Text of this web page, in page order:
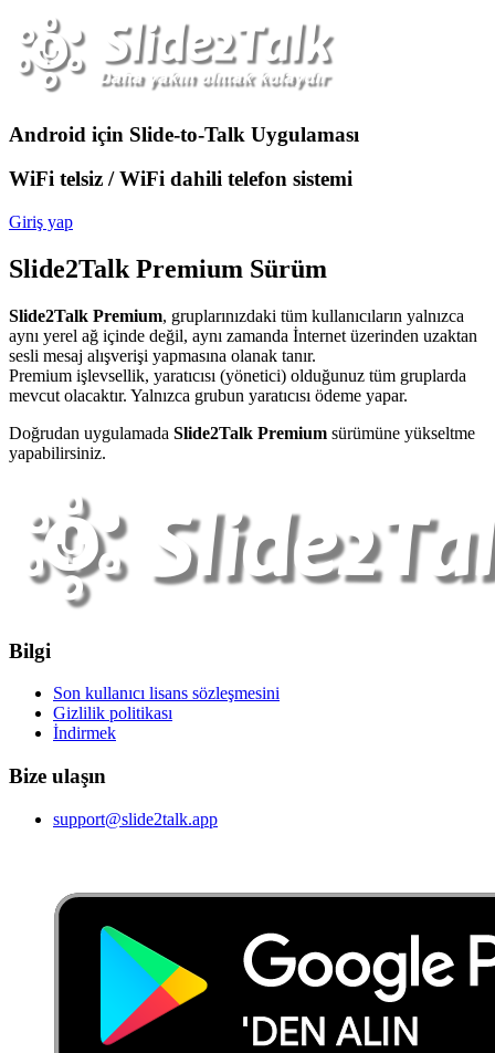
Android için Slide-to-Talk Uygulaması
WiFi telsiz / WiFi dahili telefon sistemi
Giriş yap
Slide2Talk Premium Sürüm
Slide2Talk Premium, gruplarınızdaki tüm kullanıcıların yalnızca
aynı yerel ağ içinde değil, aynı zamanda İnternet üzerinden uzaktan
sesli mesaj alışverişi yapmasına olanak tanır.
Premium işlevsellik, yaratıcısı (yönetici) olduğunuz tüm gruplarda
mevcut olacaktır. Yalnızca grubun yaratıcısı ödeme yapar.
Doğrudan uygulamada Slide2Talk Premium sürümüne yükseltme
yapabilirsiniz.
Bilgi
Son kullanıcı lisans sözleşmesini
Gizlilik politikası
İndirmek
Bize ulaşın
support@slide2talk.app